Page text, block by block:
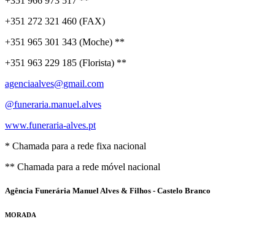
+351 272 321 460 (FAX)
+351 965 301 343 (Moche) **
+351 963 229 185 (Florista) **
agenciaalves@gmail.com
@funeraria.manuel.alves
www.funeraria-alves.pt
* Chamada para a rede fixa nacional
** Chamada para a rede móvel nacional
Agência Funerária Manuel Alves & Filhos - Castelo Branco
MORADA